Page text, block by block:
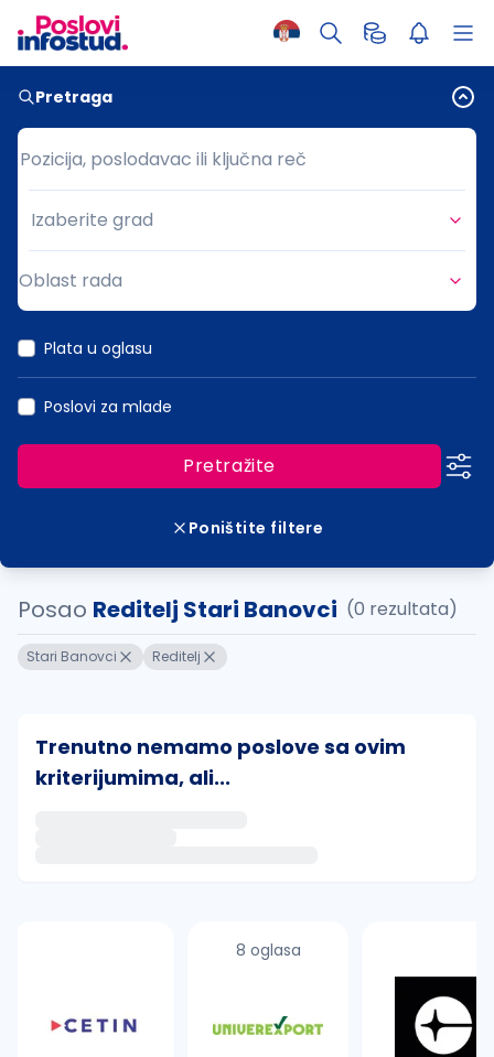
Pretraga
Pozicija, poslodavac ili ključna reč
Pozicija, poslodavac ili ključna reč
Grad
Izaberite grad
Oblast rada
Plata u oglasu
Poslovi za mlade
Pretražite
Poništite filtere
Posao Reditelj Stari Banovci (0 rezultata)
Stari Banovci Reditelj
Trenutno nemamo poslove sa ovim
kriterijumima, ali...
proverite pravopisne greške (koristite č, ć, š, đ,
8 oglasa